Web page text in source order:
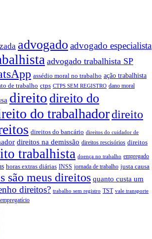
advogado advogado especialista
advogado trabalhista SP
assédio moral no trabalho ação trabalhista
de trabalho ctps CTPS SEM REGISTRO dano moral
direito direito do
do trabalhadordireito
direitos do bancário direitos do cuidador de
direitos na demissão direitos rescisórios direitos
trabalhista doença no trabalho empregado
horas extras diárias INSS jornada de trabalho justa causa
são meus direitos quanto custa um
direitos? trabalho sem registro TST vale transporte